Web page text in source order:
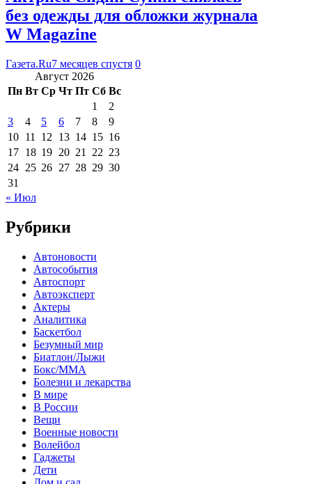
без одежды для обложки журнала
W Magazine
Газета.Ru7 месяцев спустя 0
Август 2026
Пн Вт Ср Чт Пт Сб Вс
1
2
3
4 5 6 7 8
9
10 11 12 13 14 15 16
17 18 19 20 21 22 23
24 25 26 27 28 29 30
31
« Июл
Рубрики
Автоновости
Автособытия
Автоспорт
Автоэксперт
Актеры
Аналитика
Баскетбол
Безумный мир
Биатлон/Лыжи
Бокс/MMA
Болезни и лекарства
В мире
В России
Вещи
Военные новости
Волейбол
Гаджеты
Дети